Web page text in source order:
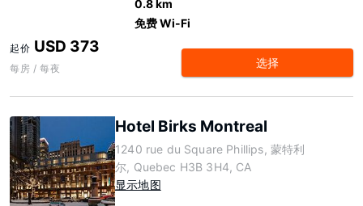
0.8 km
免费 Wi-Fi
起价 USD 373
每房 / 每夜 选择
Hotel Birks Montreal
1240 rue du Square Phillips, 蒙特利
尔, Quebec H3B 3H4, CA
显示地图